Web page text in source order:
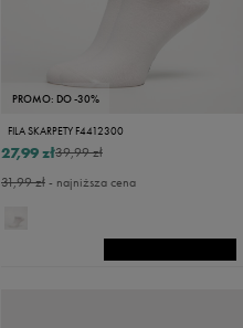
PROMO: DO -30%
FILA SKARPETY F4412300
39,99 zł
27,99 zł
31,99 zł- najniższa cena